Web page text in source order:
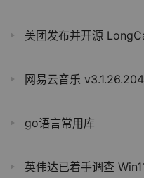
美团发布并开源 LongCat-Flash-
网易云音乐
go语言常用库
英伟达已着手调查 Win11